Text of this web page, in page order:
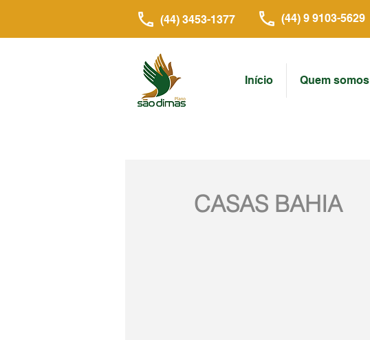
(44) 3453-1377 (44) 9 9103-5629
Início Quem somos
CASAS BAHIA